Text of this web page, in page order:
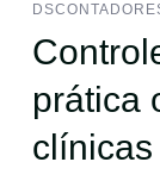
prática